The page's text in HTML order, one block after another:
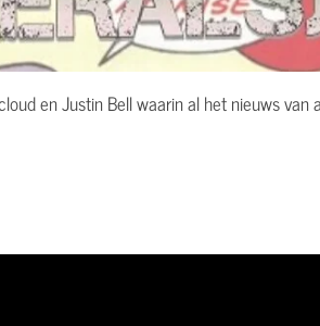
en Justin Bell waarin al het nieuws